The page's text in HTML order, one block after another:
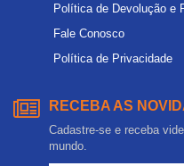
Política de Devolução e
Fale Conosco
Política de Privacidade
RECEBA AS
Cadastre-se e receba
mundo.